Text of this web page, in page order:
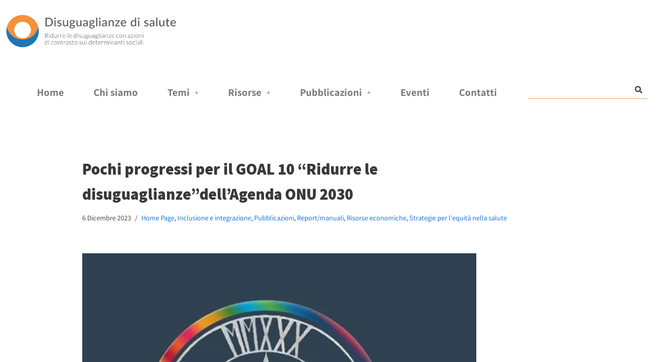
Vai
al
Home Chi siamo Temi Risorse Pubblicazioni Eventi Contatti
Pochi progressi per il GOAL 10 “Ridurre le
disuguaglianze”dell’Agenda ONU 2030
6 Dicembre 2023 Home Page, Inclusione e integrazione, Pubblicazioni, Report/manuali, Risorse economiche,Strategie per l'equità nella salute